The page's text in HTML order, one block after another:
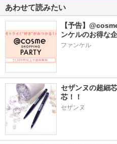
あわせて読みたい
【予告】
ンケルのお得な
ファンケル
セザンヌの超細
芯！！
セザンヌ